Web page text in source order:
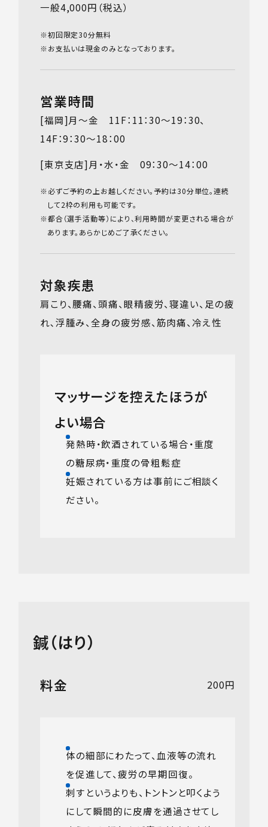
一般4,000円（税込）
※初回限定30分無料
※お支払いは現金のみとなっております。
営業時間
[福岡]月～金 11F：11：30～19：30、
14F：9：30～18：00
[東京支店]月・水・金 09：30～14：00
※必ずご予約の上お越しください。予約は30分単位。連続
して2枠の利用も可能です。
※都合（選手活動等）により、利用時間が変更される場合が
あります。あらかじめご了承ください。
対象疾患
肩こり、腰痛、頭痛、眼精疲労、寝違い、足の疲
れ､浮腫み、全身の疲労感、筋肉痛、冷え性
マッサージを控えたほうが
よい場合
発熱時・飲酒されている場合・重度
の糖尿病・重度の骨粗鬆症
妊娠されている方は事前にご相談く
ださい。
鍼（はり）
料金 200円
体の細部にわたって、血液等の流れ
を促進して、疲労の早期回復。
刺すというよりも、トントンと叩くよう
にして瞬間的に皮膚を通過させてし